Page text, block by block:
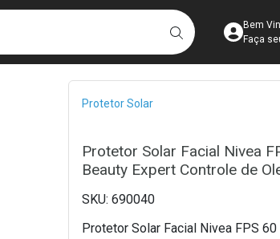
BUSCAR
Bem
Faça
Breadcrumb
Protetor Solar
Protetor Solar Facial Nivea
Beauty Expert Controle de
690040
Protetor Solar Facial Nivea FPS